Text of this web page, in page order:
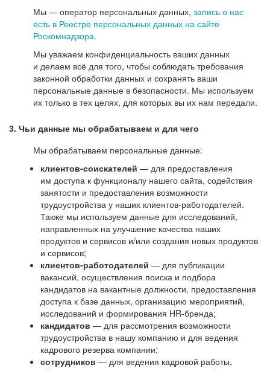
Мы — оператор персональных данных, запись о нас
есть в Реестре персональных данных на сайте
Роскомнадзора.
Мы уважаем конфиденциальность ваших данных
и делаем всё для того, чтобы соблюдать требования
законной обработки данных и сохранять ваши
персональные данные в безопасности. Мы используем
их только в тех целях, для которых вы их нам передали.
3. Чьи данные мы обрабатываем и для чего
Мы обрабатываем персональные данные:
клиентов-соискателей — для предоставления
им доступа к функционалу нашего сайта, содействия
занятости и предоставления возможности
трудоустройства у наших клиентов-работодателей.
Также мы используем данные для исследований,
направленных на улучшение качества наших
продуктов и сервисов и/или создания новых продуктов
и сервисов;
клиентов-работодателей — для публикации
вакансий, осуществления поиска и подбора
кандидатов на вакантные должности, предоставления
доступа к базе данных, организацию мероприятий,
исследований и формирования HR-бренда;
кандидатов — для рассмотрения возможности
трудоустройства в нашу компанию и для ведения
кадрового резерва компании;
сотрудников — для ведения кадровой работы,